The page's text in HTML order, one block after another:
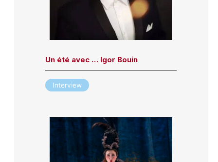
Un été avec … Igor Bouin
Interview